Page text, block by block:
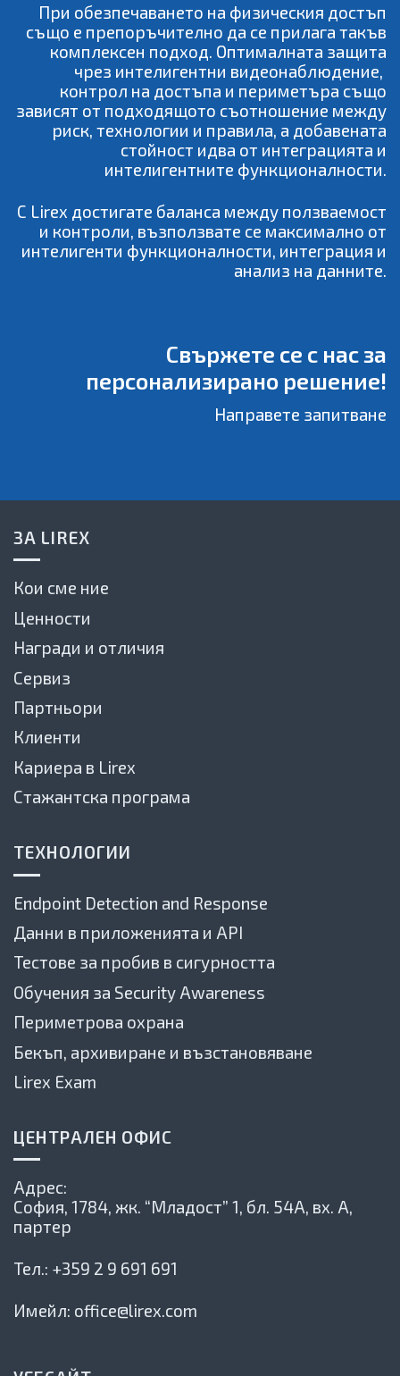
При обезпечаването на физическия достъп
също е препоръчително да се прилага такъв
комплексен подход. Оптималната защита
чрез интелигентни видеонаблюдение,
контрол на достъпа и периметъра също
зависят от подходящото съотношение между
риск, технологии и правила, а добавената
стойност идва от интеграцията и
интелигентните функционалности.
С Lirex достигате баланса между ползваeмост
и контроли, възползвате се максимално от
интелигенти функционалности, интеграция и
анализ на данните.
Свържете се с нас за
персонализирано решение!
Направете запитване
ЗА LIREX
Кои сме ние
Ценности
Награди и отличия
Сервиз
Партньори
Клиенти
Кариера в Lirex
Стажантска програма
ТЕХНОЛОГИИ
Endpoint Detection and Response
Данни в приложенията и API
Тестове за пробив в сигурността
Обучения за Security Awareness
Периметрова охрана
Бекъп, архивиране и възстановяване
Lirex Exam
ЦЕНТРАЛЕН ОФИС
Адрес:
София, 1784, жк. “Младост” 1, бл. 54А, вх. А,
партер
Тел.: +359 2 9 691 691
Имейл: office@lirex.com